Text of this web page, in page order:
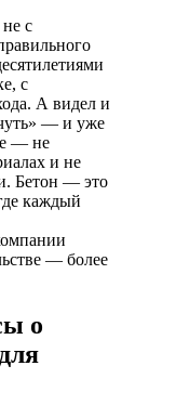
с
с
А видел и
— и уже
— не
и не
Бетон — это
каждый
— более
о